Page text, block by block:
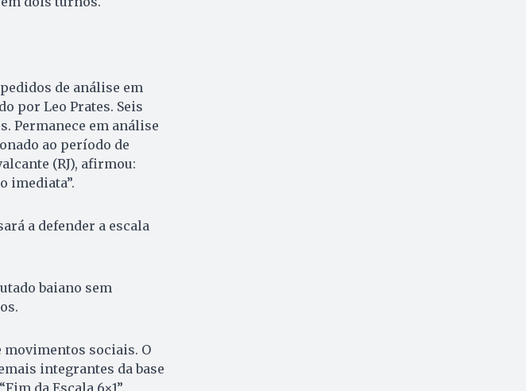
de análise em
por Leo Prates. Seis
Permanece em análise
ao período de
(RJ), afirmou:
imediata”.
a defender a escala
baiano sem
sociais. O
integrantes da base